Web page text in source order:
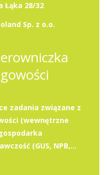
Łąka 28/32
Sp. z o.o.
zadania związane z
(wewnętrzne
(GUS, NPB,...